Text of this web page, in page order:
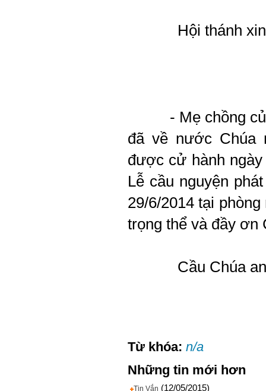
Hội thánh
- Mẹ chồng của
đã về nước Chúa
được cử hành
Lễ cầu nguyện
29/6/2014 tại
trọng thể và đầy ơn
Cầu Chúa an
Từ khóa: n/a
Những tin mới hơn
Tin Vắn (12/05/2015)